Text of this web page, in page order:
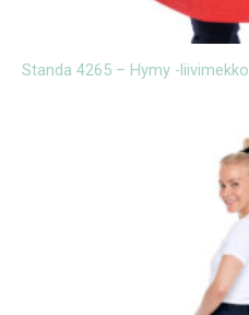
Standa 4265 – Hymy -liivimekko